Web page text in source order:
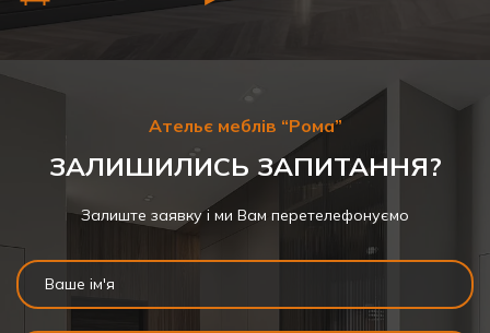
Ательє меблів “Рома”
ЗАЛИШИЛИСЬ ЗАПИТАННЯ?
Залиште заявку і ми Вам перетелефонуємо